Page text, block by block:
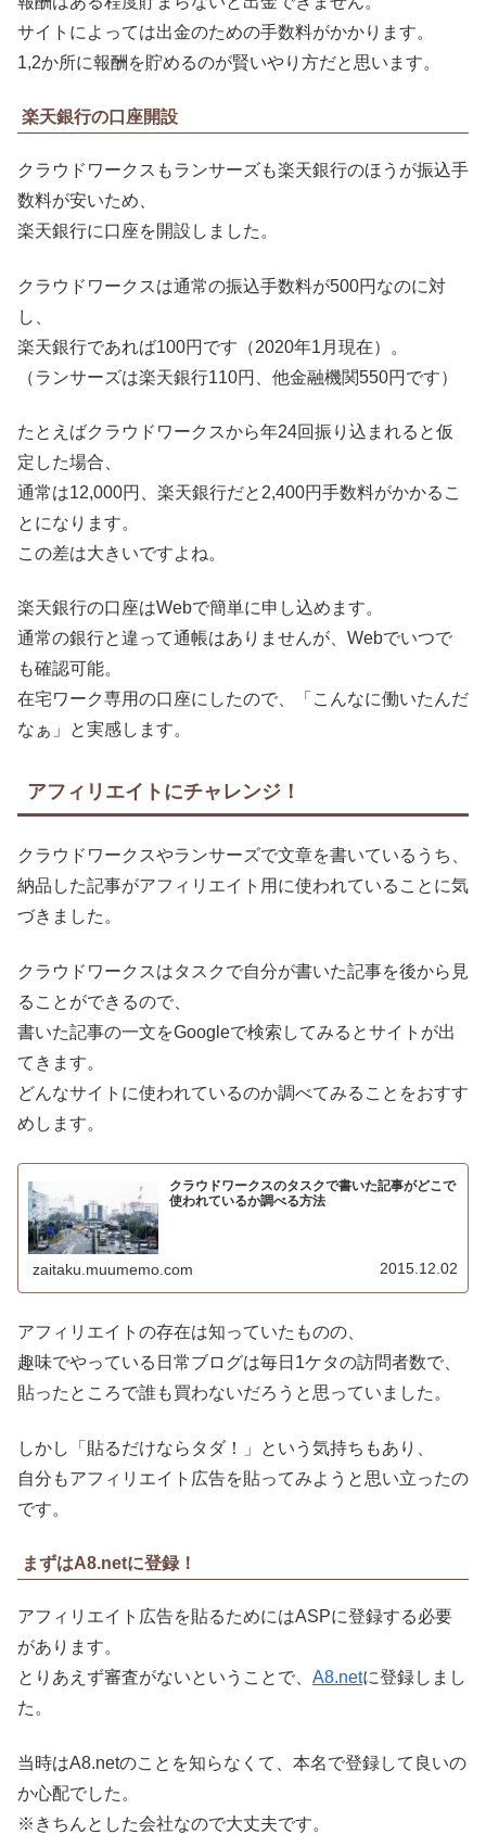
サイトによっては出金のための手数料がかかります。
1,2か所に報酬を貯めるのが賢いやり方だと思います。
楽天銀行の口座開設
クラウドワークスもランサーズも楽天銀行のほうが振込手
数料が安いため、
楽天銀行に口座を開設しました。
クラウドワークスは通常の振込手数料が500円なのに対
し、
楽天銀行であれば100円です（2020年1月現在）。
（ランサーズは楽天銀行110円、他金融機関550円です）
たとえばクラウドワークスから年24回振り込まれると仮
定した場合、
通常は12,000円、楽天銀行だと2,400円手数料がかかるこ
とになります。
この差は大きいですよね。
楽天銀行の口座はWebで簡単に申し込めます。
通常の銀行と違って通帳はありませんが、Webでいつで
も確認可能。
在宅ワーク専用の口座にしたので、「こんなに働いたんだ
なぁ」と実感します。
アフィリエイトにチャレンジ！
クラウドワークスやランサーズで文章を書いているうち、
納品した記事がアフィリエイト用に使われていることに気
づきました。
クラウドワークスはタスクで自分が書いた記事を後から見
ることができるので、
書いた記事の一文をGoogleで検索してみるとサイトが出
てきます。
どんなサイトに使われているのか調べてみることをおすす
めします。
クラウドワークスのタスクで書いた記事がどこで
使われているか調べる方法
zaitaku.muumemo.com 2015.12.02
アフィリエイトの存在は知っていたものの、
趣味でやっている日常ブログは毎日1ケタの訪問者数で、
貼ったところで誰も買わないだろうと思っていました。
しかし「貼るだけならタダ！」という気持ちもあり、
自分もアフィリエイト広告を貼ってみようと思い立ったの
です。
まずはA8.netに登録！
アフィリエイト広告を貼るためにはASPに登録する必要
があります。
とりあえず審査がないということで、 A8.netに登録しまし
た。
当時はA8.netのことを知らなくて、本名で登録して良いの
か心配でした。
※きちんとした会社なので大丈夫です。